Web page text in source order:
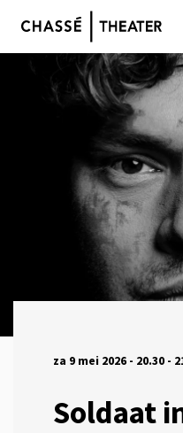
Soldaat
za 9 mei 2026 - 20.30 -